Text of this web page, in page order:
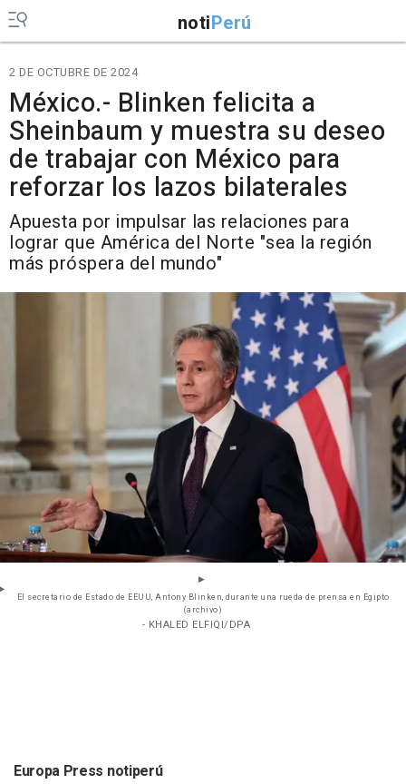
notiPerú
2 DE OCTUBRE DE 2024
México.- Blinken felicita a
Sheinbaum y muestra su deseo
de trabajar con México para
reforzar los lazos bilaterales
Apuesta por impulsar las relaciones para
lograr que América del Norte "sea la región
más próspera del mundo"
El secretario de Estado de EEUU, Antony Blinken, durante una rueda de prensa en Egipto
(archivo)
- KHALED ELFIQI/DPA
Europa Press notiperú